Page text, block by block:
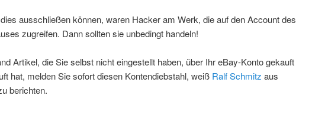
ausschließen können, waren Hacker am Werk, die auf den Account des
zugreifen. Dann sollten sie unbedingt handeln!
Artikel, die Sie selbst nicht eingestellt haben, über Ihr eBay-Konto gekauft
hat, melden Sie sofort diesen Kontendiebstahl, weiß Ralf Schmitz aus
berichten.